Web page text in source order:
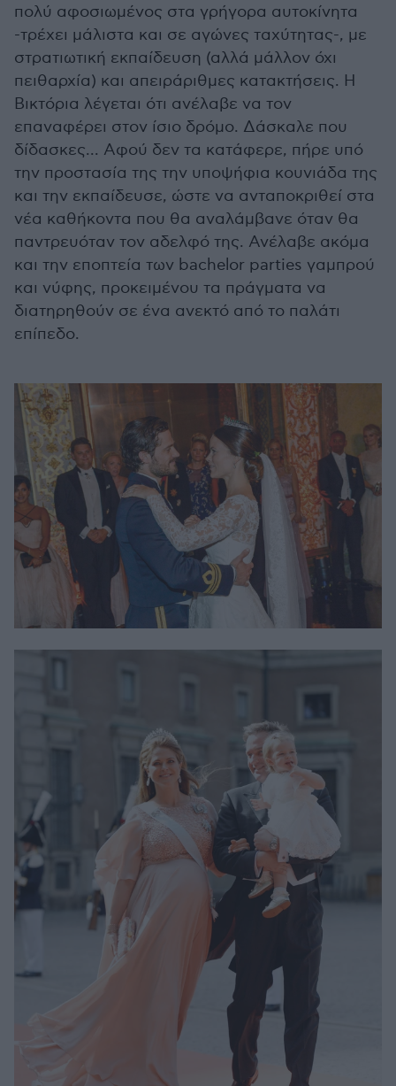
πολύ αφοσιωμένος στα γρήγορα αυτοκίνητα
-τρέχει μάλιστα και σε αγώνες ταχύτητας-, με
στρατιωτική εκπαίδευση (αλλά μάλλον όχι
πειθαρχία) και απειράριθμες κατακτήσεις. Η
Βικτόρια λέγεται ότι ανέλαβε να τον
επαναφέρει στον ίσιο δρόμο. Δάσκαλε που
δίδασκες... Αφού δεν τα κατάφερε, πήρε υπό
την προστασία της την υποψήφια κουνιάδα της
και την εκπαίδευσε, ώστε να ανταποκριθεί στα
νέα καθήκοντα που θα αναλάμβανε όταν θα
παντρευόταν τον αδελφό της. Ανέλαβε ακόμα
και την εποπτεία των bachelor parties γαμπρού
και νύφης, προκειμένου τα πράγματα να
διατηρηθούν σε ένα ανεκτό από το παλάτι
επίπεδο.